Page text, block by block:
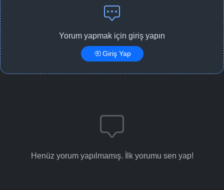
Yorum yapmak için giriş yapın
Giriş Yap
Henüz yorum yapılmamış. İlk yorumu sen yap!